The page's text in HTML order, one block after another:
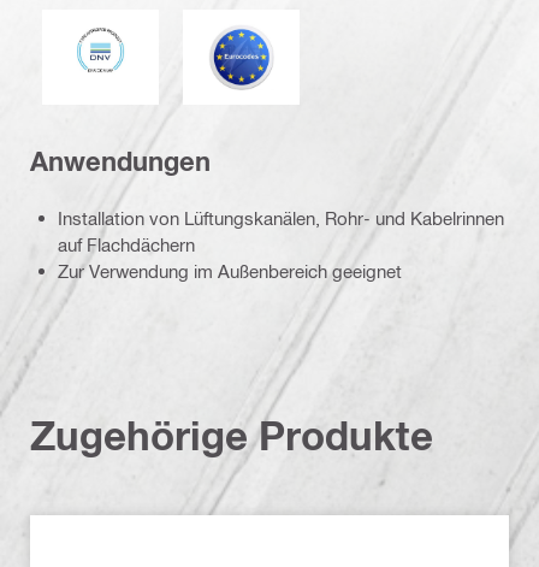
DNV Eurocode
Anwendungen
Installation von Lüftungskanälen, Rohr- und Kabelrinnen
auf Flachdächern
Zur Verwendung im Außenbereich geeignet
Zugehörige Produkte